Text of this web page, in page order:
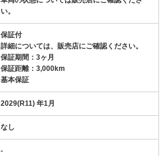
い。
保証付
詳細については、販売店にご確認ください。
保証期間：3ヶ月
保証距離：3,000km
基本保証
2029(R11) 年1月
なし
-